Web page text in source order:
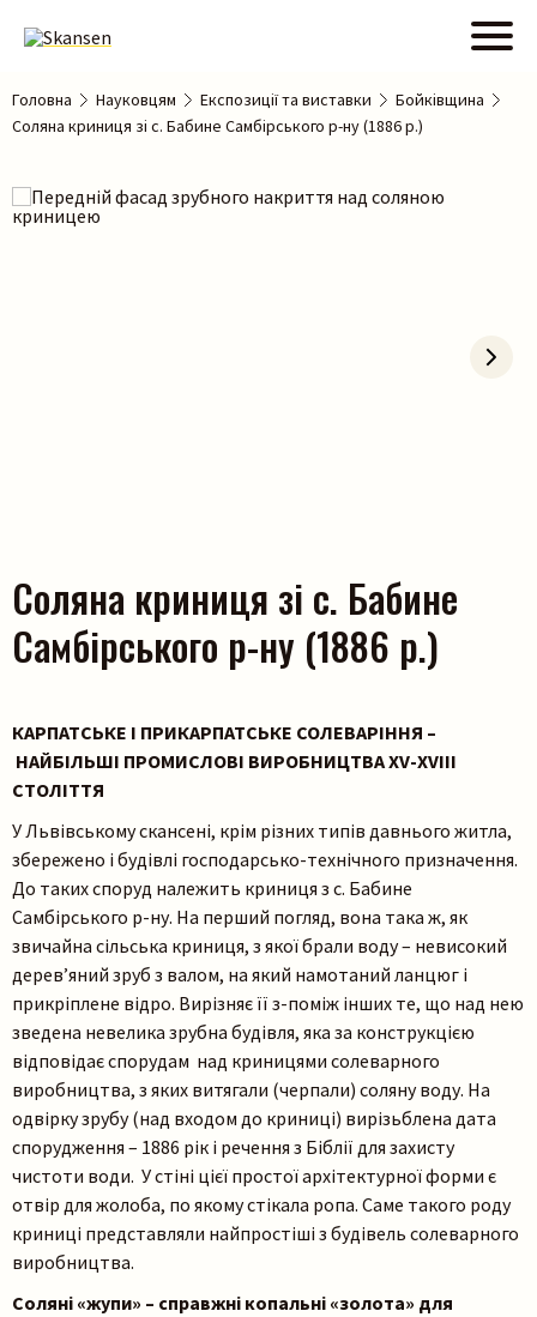
Головна Науковцям Експозиції та виставки
Бойківщина
Соляна криниця зі с. Бабине Самбірського р-ну (1886 р.)
Соляна криниця зі с. Бабине
Самбірського р-ну (1886 р.)
КАРПАТСЬКЕ І ПРИКАРПАТСЬКЕ СОЛЕВАРІННЯ –
НАЙБІЛЬШІ ПРОМИСЛОВІ ВИРОБНИЦТВА ХV-ХVІІІ
СТОЛІТТЯ
У Львівському скансені, крім різних типів давнього житла,
збережено і будівлі господарсько-технічного призначення.
До таких споруд належить криниця з с. Бабине
Самбірського р-ну. На перший погляд, вона така ж, як
звичайна сільська криниця, з якої брали воду – невисокий
дерев’яний зруб з валом, на який намотаний ланцюг і
прикріплене відро. Вирізняє її з-поміж інших те, що над нею
зведена невелика зрубна будівля, яка за конструкцією
відповідає спорудам над криницями солеварного
виробництва, з яких витягали (черпали) соляну воду. На
одвірку зрубу (над входом до криниці) вирізьблена дата
спорудження – 1886 рік і речення з Біблії для захисту
чистоти води. У стіні цієї простої архітектурної форми є
отвір для жолоба, по якому стікала ропа. Саме такого роду
криниці представляли найпростіші з будівель солеварного
виробництва.
Соляні «жупи» – справжні копальні «золота» для